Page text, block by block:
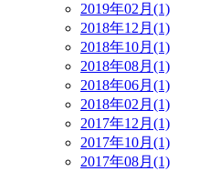
2019年02月(1)
2018年12月(1)
2018年10月(1)
2018年08月(1)
2018年06月(1)
2018年02月(1)
2017年12月(1)
2017年10月(1)
2017年08月(1)